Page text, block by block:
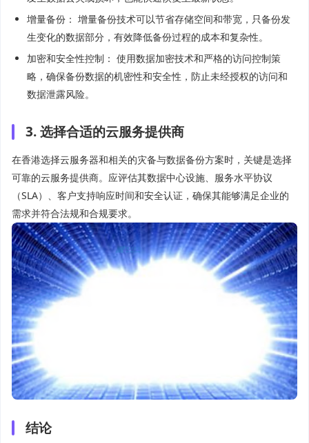
增量备份： 增量备份技术可以节省存储空间和带宽，只备份发
生变化的数据部分，有效降低备份过程的成本和复杂性。
加密和安全性控制： 使用数据加密技术和严格的访问控制策
略，确保备份数据的机密性和安全性，防止未经授权的访问和
数据泄露风险。
3. 选择合适的云服务提供商
在香港选择云服务器和相关的灾备与数据备份方案时，关键是选择
可靠的云服务提供商。应评估其数据中心设施、服务水平协议
（SLA）、客户支持响应时间和安全认证，确保其能够满足企业的
需求并符合法规和合规要求。
结论